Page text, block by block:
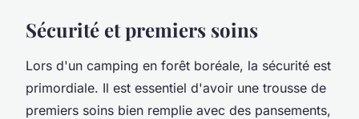
Sécurité et premiers soins
Lors d'un camping en forêt boréale, la sécurité est
primordiale. Il est essentiel d'avoir une trousse de
premiers soins bien remplie avec des pansements,